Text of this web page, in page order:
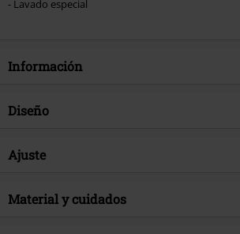
- Lavado especial
Información
Artículo no.
Género Musical
tema producto
Diseño
Tipo de producto
Lavado
Ajuste
Forma/Tops
Material y cuidados